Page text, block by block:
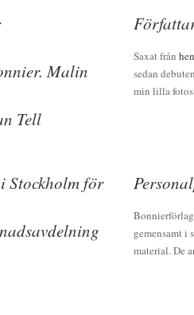
Saxat från
sedan
min lilla
gemensamt i
material. De